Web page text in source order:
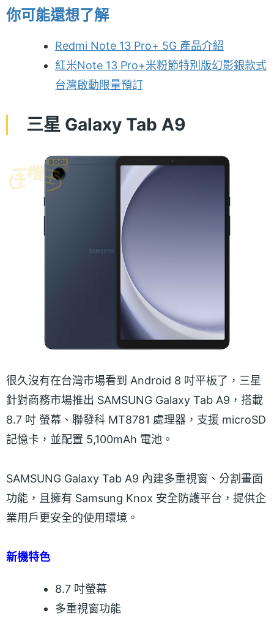
你可能還想了解
Redmi Note 13 Pro+ 5G 產品介紹
紅米Note 13 Pro+米粉節特別版幻影銀款式
台灣啟動限量預訂
三星 Galaxy Tab A9
很久沒有在台灣市場看到 Android 8 吋平板了，三星
針對商務市場推出 SAMSUNG Galaxy Tab A9，搭載
8.7 吋 螢幕、聯發科 MT8781 處理器，支援 microSD
記憶卡，並配置 5,100mAh 電池。
SAMSUNG Galaxy Tab A9 內建多重視窗、分割畫面
功能，且擁有 Samsung Knox 安全防護平台，提供企
業用戶更安全的使用環境。
新機特色
8.7 吋螢幕
多重視窗功能